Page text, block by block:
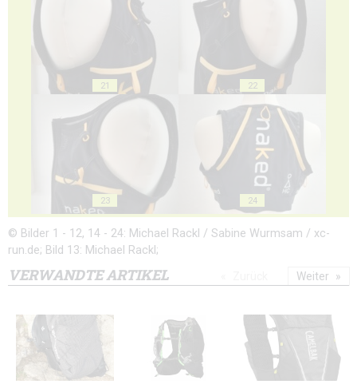
21 22
23 24
© Bilder 1 - 12, 14 - 24: Michael Rackl / Sabine Wurmsam / xc-
run.de; Bild 13: Michael Rackl;
VERWANDTE ARTIKEL Weiter